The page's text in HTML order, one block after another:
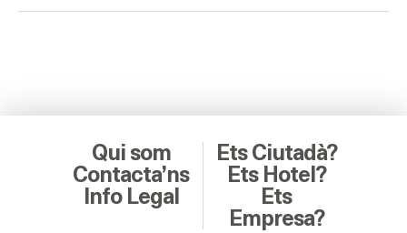
Qui som
Contacta’ns
Info Legal
Ets Ciutadà?
Ets Hotel?
Ets
Empresa?